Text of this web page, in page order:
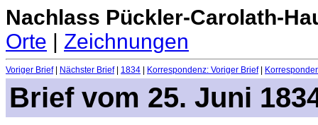
Nachlass Pückler-Carolath-
Orte | Zeichnungen
Voriger Brief| Nächster Brief| 1834 Korrespondenz: Voriger Brief|
Brief vom 25. Juni